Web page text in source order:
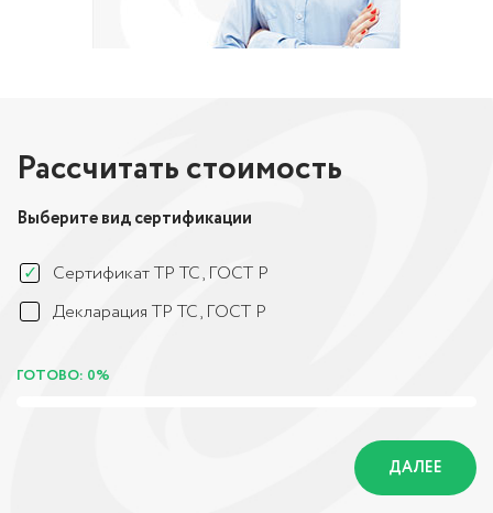
Рассчитать стоимость
Выберите вид сертификации
Сертификат ТР ТС, ГОСТ Р
Декларация ТР ТС, ГОСТ Р
ГОТОВО: 0%
ДАЛЕЕ